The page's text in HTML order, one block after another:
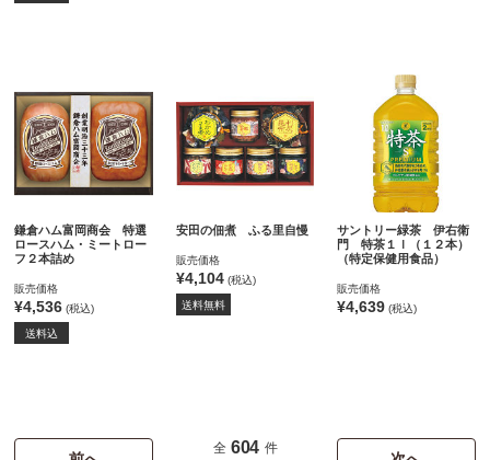
鎌倉ハム富岡商会 特選
ロースハム・ミートロー
フ２本詰め
販売価格
¥4,536 (税込)
送料込
安田の佃煮 ふる里自慢
販売価格
¥4,104(税込)
送料無料
サントリー緑茶 伊右衛
門 特茶１ｌ（１２本）
（特定保健用食品）
販売価格
¥4,639 (税込)
全 604 件